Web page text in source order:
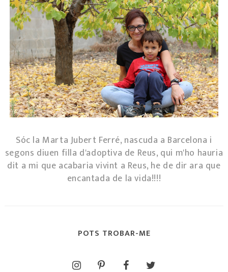
Sóc la Marta Jubert Ferré, nascuda a Barcelona i
segons diuen filla d'adoptiva de Reus, qui m'ho hauria
dit a mi que acabaria vivint a Reus, he de dir ara que
encantada de la vida!!!!
POTS TROBAR-ME